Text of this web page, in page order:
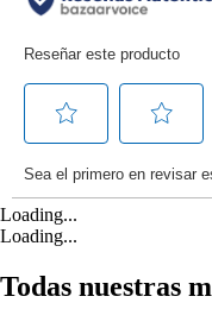
Loading...
Loading...
Todas nuestras